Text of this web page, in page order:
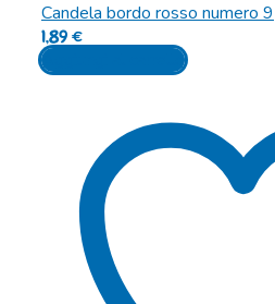
Candela bordo rosso numero 9
1,89€
Aggiungi al carrello